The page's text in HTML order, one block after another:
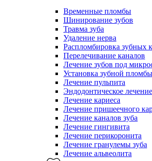
Временные пломбы
Шинирование зубов
Травма зуба
Удаление нерва
Распломбировка зубных
Перелечивание каналов
Лечение зубов под
Установка зубной пломбы
Лечение пульпита
Эндодонтическое
Лечение кариеса
Лечение пришеечного
Лечение каналов зуба
Лечение гингивита
Лечение перикоронита
Лечение гранулемы зуба
Лечение альвеолита